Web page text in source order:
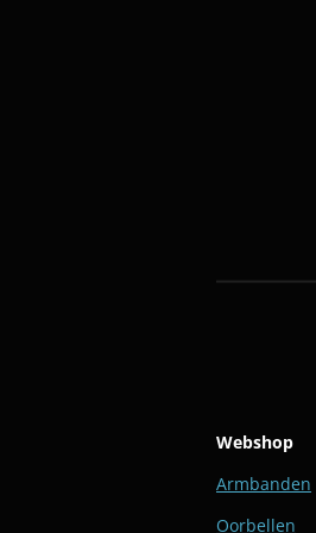
Webshop
Armbanden
Oorbellen